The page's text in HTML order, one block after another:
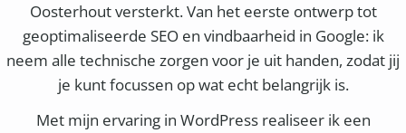
Oosterhout versterkt. Van het eerste ontwerp tot
geoptimaliseerde SEO en vindbaarheid in Google: ik
neem alle technische zorgen voor je uit handen, zodat jij
je kunt focussen op wat echt belangrijk is.
Met mijn ervaring in WordPress realiseer ik een